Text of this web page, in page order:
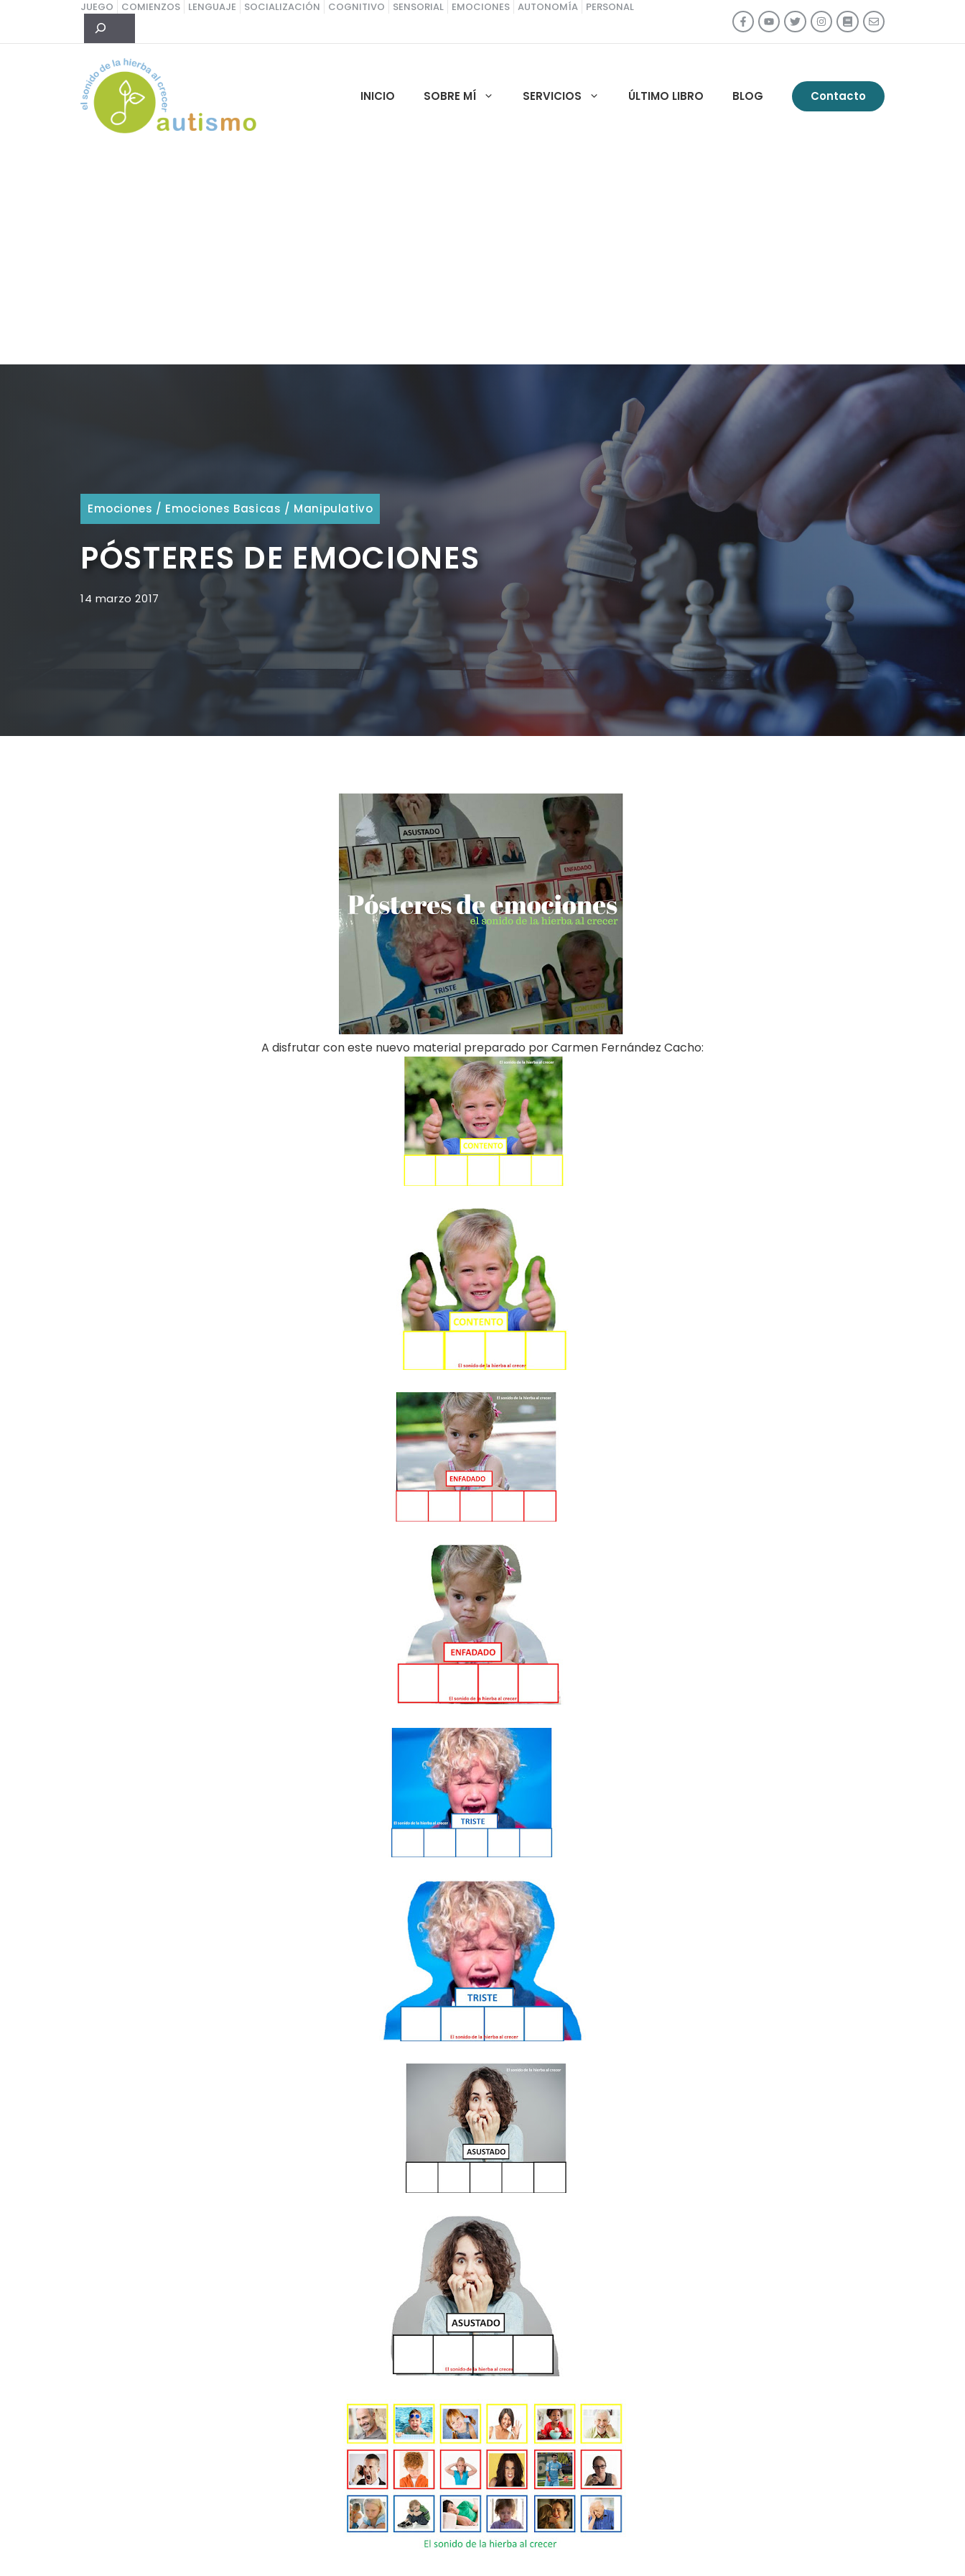
contenido
JUEGO COMIENZOS LENGUAJE SOCIALIZACIÓN COGNITIVO SENSORIAL EMOCIONES AUTONOMÍA PERSONAL
Buscar
INICIO SOBRE MÍ SERVICIOS ÚLTIMO LIBRO BLOG Contacto
Emociones / Emociones Basicas / Manipulativo
PÓSTERES DE EMOCIONES
14 marzo 2017
A disfrutar con este nuevo material preparado por Carmen Fernández Cacho: